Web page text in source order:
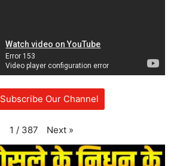
Subscribe Our Channel
1 / 387 Next »